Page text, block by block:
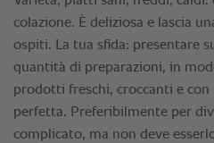
colazione. È deliziosa e lascia
ospiti. La tua sfida: presentare
quantità di preparazioni, in
prodotti freschi, croccanti e con
perfetta. Preferibilmente per
complicato, ma non deve